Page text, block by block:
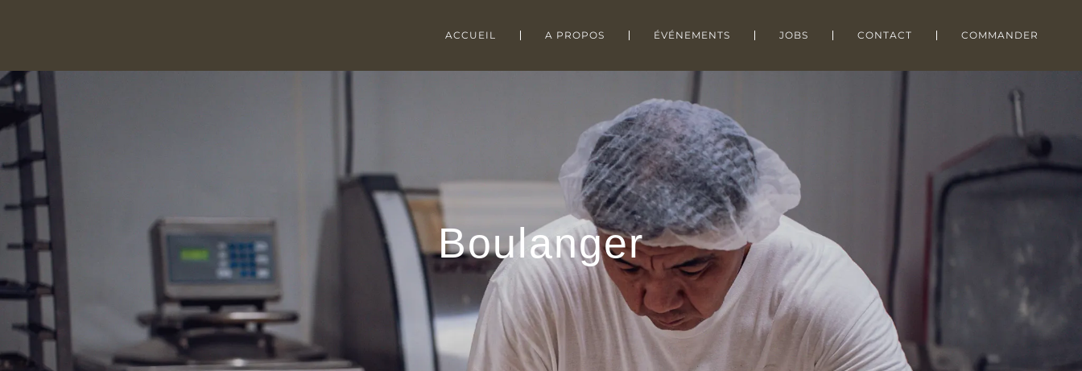
ACCUEIL A PROPOS ÉVÉNEMENTS JOBS CONTACT COMMANDER
Boulanger